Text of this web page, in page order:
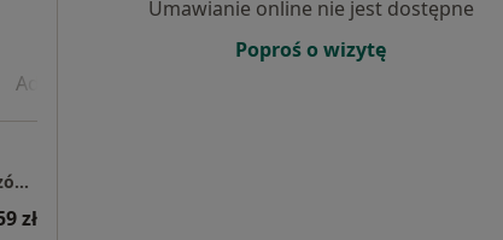
Adres 5
Centrum Medyczne LUXMED / PROFEMED - Rzeszów, Jabłońskiego 2/4
zł
Umawianie online nie jest dostępne
Poproś o wizytę